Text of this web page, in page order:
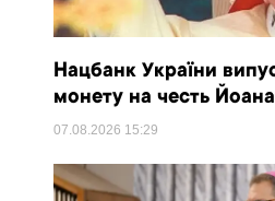
Нацбанк України
монету на честь
07.08.2026 15:29